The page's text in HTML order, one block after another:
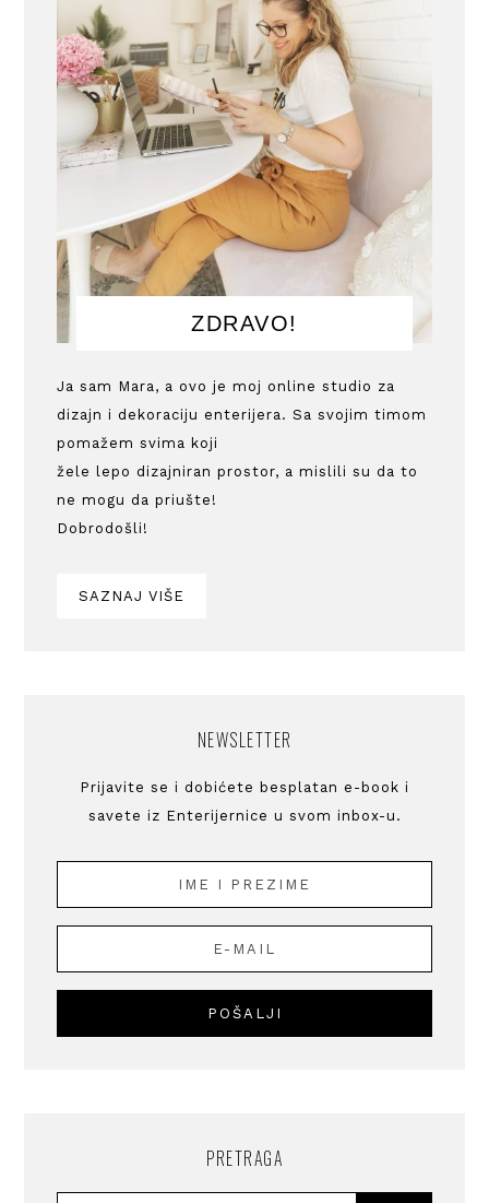
ZDRAVO!
Ja sam Mara, a ovo je moj online studio za
dizajn i dekoraciju enterijera. Sa svojim timom
pomažem svima koji
žele lepo dizajniran prostor, a mislili su da to
ne mogu da priušte!
Dobrodošli!
SAZNAJ VIŠE
NEWSLETTER
Prijavite se i dobićete besplatan e-book i
savete iz Enterijernice u svom inbox-u.
PRETRAGA